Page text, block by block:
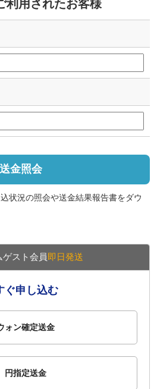
利用されたお客様
送金照会
状況の照会や送金結果報告書をダウ
ゲスト会員即日発送
ぐ申し込む
ォン確定送金
円指定送金